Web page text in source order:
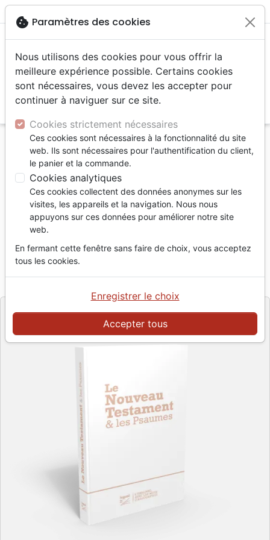
menu
Accueil Bibles
Segond 21
Nouveau Testament et Psaumes Segond 21, mini -
broché
Nouveau Testament et Psaumes
Segond 21, mini
broché
Version :Segond 21
cookie Paramètres des cookies
Nous utilisons des cookies pour vous offrir la
meilleure expérience possible. Certains cookies
sont nécessaires, vous devez les accepter pour
continuer à naviguer sur ce site.
Cookies strictement nécessaires
Ces cookies sont nécessaires à la fonctionnalité du site
web. Ils sont nécessaires pour l'authentification du client,
le panier et la commande.
Cookies analytiques
Ces cookies collectent des données anonymes sur les
visites, les appareils et la navigation. Nous nous
appuyons sur ces données pour améliorer notre site
web.
En fermant cette fenêtre sans faire de choix, vous acceptez
tous les cookies.
Accepter tous
Enregistrer le choix